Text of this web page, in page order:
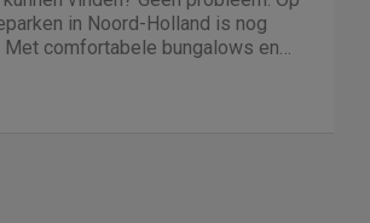
in Noord-Holland is nog
comfortabele bungalows en